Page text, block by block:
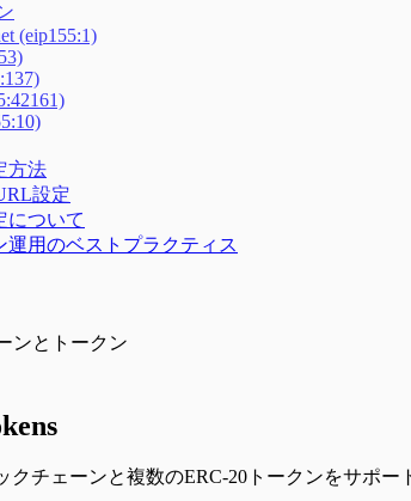
(eip155:1)
方法
設定
について
運用のベストプラクティス
ンとトークン
クチェーンと複数のERC-20トークンをサポ